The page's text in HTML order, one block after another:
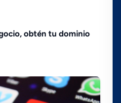
obtén tu dominio